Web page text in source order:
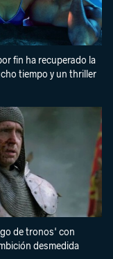
fin ha recuperado la
tiempo y un thriller
de tronos' con
desmedida